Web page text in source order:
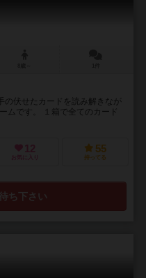
の伏せたカードを読み解きなが
ムです。 １箱で全てのカード
12
お気に入り
55
持ってる
ち下さい